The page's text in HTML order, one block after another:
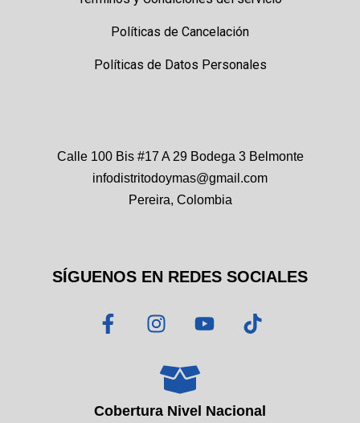
Políticas de Cancelación
Políticas de Datos Personales
Calle 100 Bis #17 A 29 Bodega 3 Belmonte
infodistritodoymas@gmail.com
Pereira, Colombia
SÍGUENOS EN REDES SOCIALES
F
a
o
I
n
t
a
g
Y
o
b
T
i
k
Cobertura Nivel Nacional